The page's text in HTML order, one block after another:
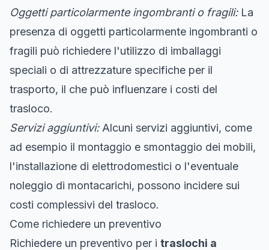
Oggetti particolarmente ingombranti o fragili:La
presenza di oggetti particolarmente ingombranti o
fragili può richiedere l'utilizzo di imballaggi
speciali o di attrezzature specifiche per il
trasporto, il che può influenzare i costi del
trasloco.
Servizi aggiuntivi:Alcuni servizi aggiuntivi, come
ad esempio il montaggio e smontaggio dei mobili,
l'installazione di elettrodomestici o l'eventuale
noleggio di montacarichi, possono incidere sui
costi complessivi del trasloco.
Come richiedere un preventivo
Richiedere un preventivo per i traslochi a